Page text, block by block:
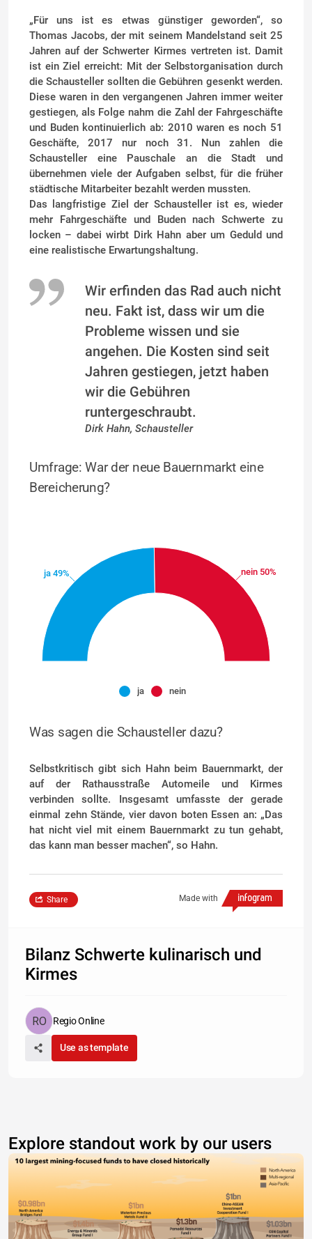
„Für uns ist es etwas günstiger geworden“, so
Thomas Jacobs, der mit seinem Mandelstand seit 25
Jahren auf der Schwerter Kirmes vertreten ist. Damit
ist ein Ziel erreicht: Mit der Selbstorganisation durch
die Schausteller sollten die Gebühren gesenkt werden.
Diese waren in den vergangenen Jahren immer weiter
gestiegen, als Folge nahm die Zahl der Fahrgeschäfte
und Buden kontinuierlich ab: 2010 waren es noch 51
Geschäfte, 2017 nur noch 31. Nun zahlen die
Schausteller eine Pauschale an die Stadt und
übernehmen viele der Aufgaben selbst, für die früher
städtische Mitarbeiter bezahlt werden mussten.
Das langfristige Ziel der Schausteller ist es, wieder
mehr Fahrgeschäfte und Buden nach Schwerte zu
locken – dabei wirbt Dirk Hahn aber um Geduld und
eine realistische Erwartungshaltung.
Wir erfinden das Rad auch nicht
neu. Fakt ist, dass wir um die
Probleme wissen und sie
angehen. Die Kosten sind seit
Jahren gestiegen, jetzt haben
wir die Gebühren
runtergeschraubt.
Dirk Hahn, Schausteller
Umfrage: War der neue Bauernmarkt eine
Bereicherung?
ja 49% nein 50%
ja nein
Was sagen die Schausteller dazu?
Selbstkritisch gibt sich Hahn beim Bauernmarkt, der
auf der Rathausstraße Automeile und Kirmes
verbinden sollte. Insgesamt umfasste der gerade
einmal zehn Stände, vier davon boten Essen an: „Das
hat nicht viel mit einem Bauernmarkt zu tun gehabt,
das kann man besser machen“, so Hahn.
Made with
Share
Bilanz Schwerte kulinarisch und
Kirmes
Regio Online
Use as template
Explore standout work by our users